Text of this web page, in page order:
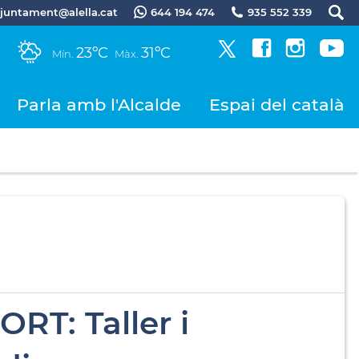
644 194 474 935 552 339
Mín. 23ºC Màx. 31ºC
Parla amb l'Alcalde Espai del català
Taller i